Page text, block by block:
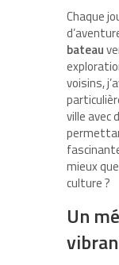
Chaque
bateau
voisins,
ville avec
mieux
culture ?
Un